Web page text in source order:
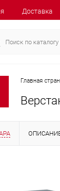
Доставка
Главная